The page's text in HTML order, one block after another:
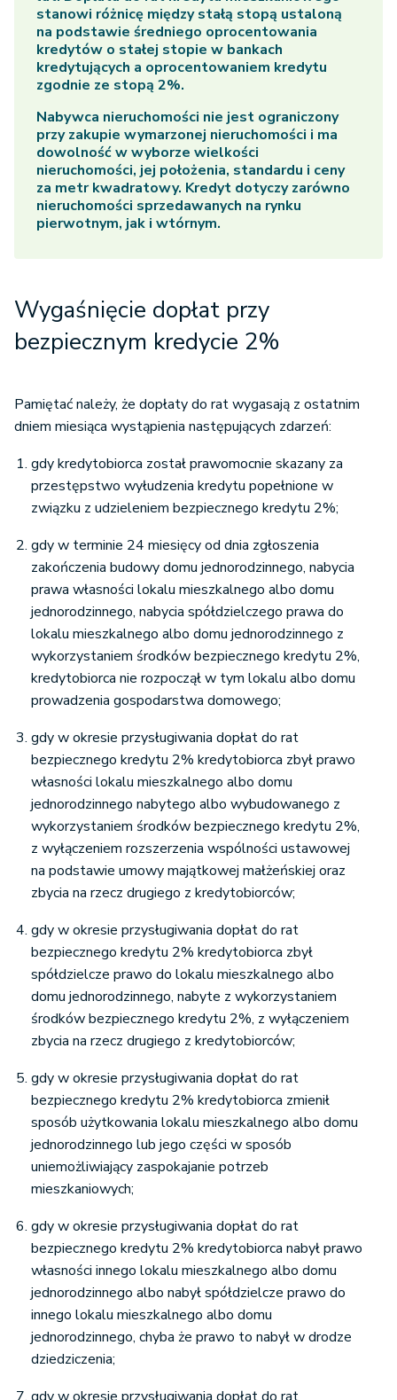
stanowi różnicę między stałą stopą ustaloną
na podstawie średniego oprocentowania
kredytów o stałej stopie w bankach
kredytujących a oprocentowaniem kredytu
zgodnie ze stopą 2%.
Nabywca nieruchomości nie jest ograniczony
przy zakupie wymarzonej nieruchomości i ma
dowolność w wyborze wielkości
nieruchomości, jej położenia, standardu i ceny
za metr kwadratowy. Kredyt dotyczy zarówno
nieruchomości sprzedawanych na rynku
pierwotnym, jak i wtórnym.
Wygaśnięcie dopłat przy
bezpiecznym kredycie 2%
Pamiętać należy, że dopłaty do rat wygasają z ostatnim
dniem miesiąca wystąpienia następujących zdarzeń:
gdy kredytobiorca został prawomocnie skazany za
przestępstwo wyłudzenia kredytu popełnione w
związku z udzieleniem bezpiecznego kredytu 2%;
gdy w terminie 24 miesięcy od dnia zgłoszenia
zakończenia budowy domu jednorodzinnego, nabycia
prawa własności lokalu mieszkalnego albo domu
jednorodzinnego, nabycia spółdzielczego prawa do
lokalu mieszkalnego albo domu jednorodzinnego z
wykorzystaniem środków bezpiecznego kredytu 2%,
kredytobiorca nie rozpoczął w tym lokalu albo domu
prowadzenia gospodarstwa domowego;
gdy w okresie przysługiwania dopłat do rat
bezpiecznego kredytu 2% kredytobiorca zbył prawo
własności lokalu mieszkalnego albo domu
jednorodzinnego nabytego albo wybudowanego z
wykorzystaniem środków bezpiecznego kredytu 2%,
z wyłączeniem rozszerzenia wspólności ustawowej
na podstawie umowy majątkowej małżeńskiej oraz
zbycia na rzecz drugiego z kredytobiorców;
gdy w okresie przysługiwania dopłat do rat
bezpiecznego kredytu 2% kredytobiorca zbył
spółdzielcze prawo do lokalu mieszkalnego albo
domu jednorodzinnego, nabyte z wykorzystaniem
środków bezpiecznego kredytu 2%, z wyłączeniem
zbycia na rzecz drugiego z kredytobiorców;
gdy w okresie przysługiwania dopłat do rat
bezpiecznego kredytu 2% kredytobiorca zmienił
sposób użytkowania lokalu mieszkalnego albo domu
jednorodzinnego lub jego części w sposób
uniemożliwiający zaspokajanie potrzeb
mieszkaniowych;
gdy w okresie przysługiwania dopłat do rat
bezpiecznego kredytu 2% kredytobiorca nabył prawo
własności innego lokalu mieszkalnego albo domu
jednorodzinnego albo nabył spółdzielcze prawo do
innego lokalu mieszkalnego albo domu
jednorodzinnego, chyba że prawo to nabył w drodze
dziedziczenia;